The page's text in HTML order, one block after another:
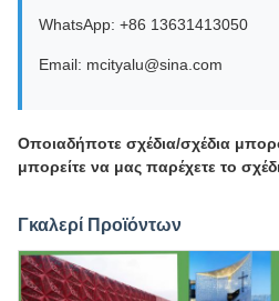
WhatsApp: +86 13631413050
Email: mcityalu@sina.com
Οποιαδήποτε σχέδια/σχέδια
μπορείτε να μας παρέχετε το
Γκαλερί Προϊόντων